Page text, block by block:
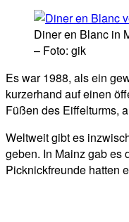
Diner en Blanc in
– Foto: gik
Es war 1988, als ein
kurzerhand auf einen
Füßen des Eiffelturms,
Weltweit gibt es
geben. In Mainz gab es
Picknickfreunde hatten